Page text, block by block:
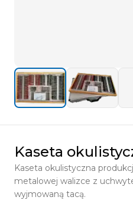
Kaseta
Kaseta okulistyczna
metalowej walizce z
wyjmowaną tacą.